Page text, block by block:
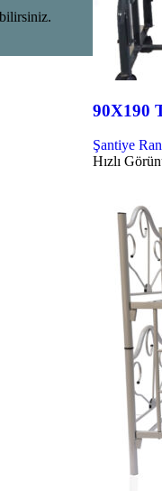
90X190
Şantiye
Hızlı